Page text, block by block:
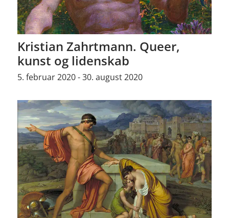
Kristian Zahrtmann. Queer,
kunst og lidenskab
5. februar 2020 - 30. august 2020